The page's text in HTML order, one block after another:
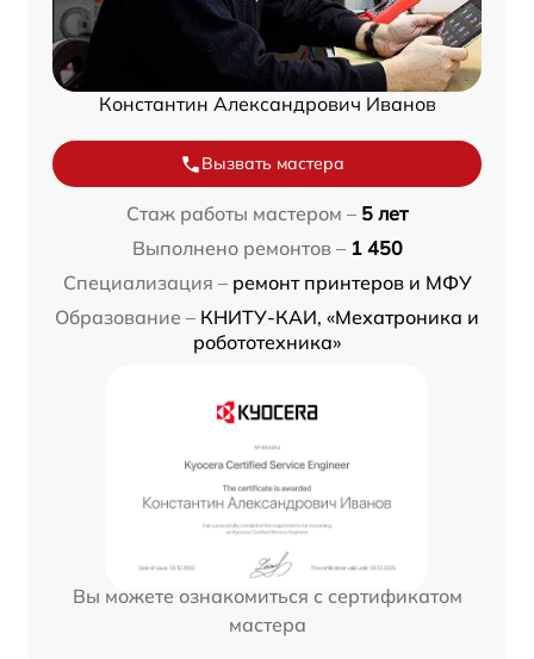
Константин Александрович Иванов
Вызвать мастера
Стаж работы мастером – 5 лет
Выполнено ремонтов – 1 450
Специализация – ремонт принтеров и МФУ
Образование – КНИТУ-КАИ, «Мехатроника и
робототехника»
Вы можете ознакомиться с сертификатом
мастера